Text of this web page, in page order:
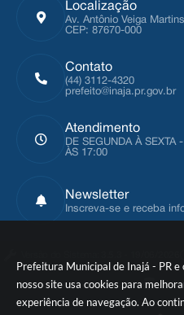
Prefeitura Municipal de Inajá - PR e
nosso site usa cookies para
experiência de navegação. Ao
Localização
Av. Antônio Veiga
CEP: 87670-000
Contato
(44) 3112-4320
prefeito@inaja.pr.gov.br
Atendimento
DE SEGUNDA À SEXTA
ÀS 17:00
Newsletter
Inscreva-se e receba